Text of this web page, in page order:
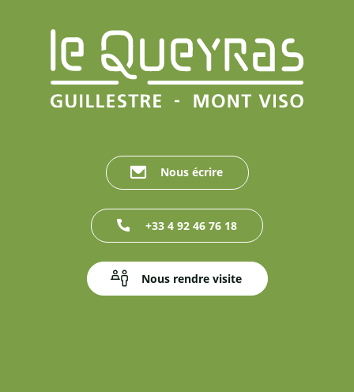
Nous écrire
+33 4 92 46 76 18
Nous rendre visite